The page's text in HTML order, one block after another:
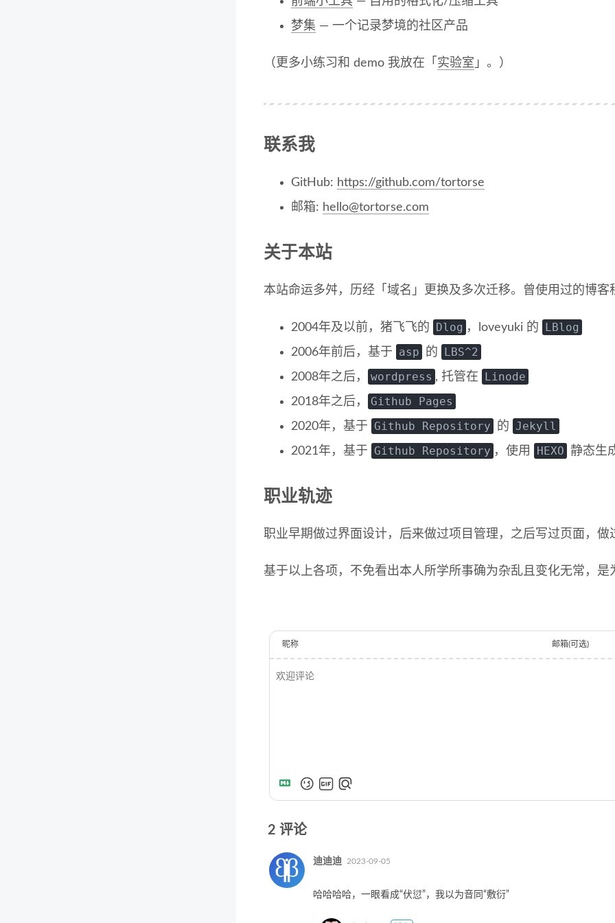
梦集 — 一个记录梦境的社区产品
（更多小练习和 demo 我放在「 实验室 」。）
联系我
GitHub: https://github.com/tortorse
邮箱: hello@tortorse.com
关于本站
本站命运多舛，历经「域名」更换及多次迁移。曾使用过的博客
2004年及以前，猪飞飞的 Dlog ，loveyuki 的 LBlog
2006年前后，基于 asp 的 LBS^2
2008年之后， wordpress , 托管在 Linode
2018年之后， Github Pages
2020年，基于 Github Repository 的 Jekyll
2021年，基于 Github Repository ，使用 HEXO 静态生
职业轨迹
职业早期做过界面设计，后来做过项目管理，之后写过页面，
基于以上各项，不免看出本人所学所事确为杂乱且变化无常，是
昵称 邮箱(可选)
2 评论
迪迪迪 2023-09-05
哈哈哈哈，一眼看成“伏愆”，我以为音同“敷衍”